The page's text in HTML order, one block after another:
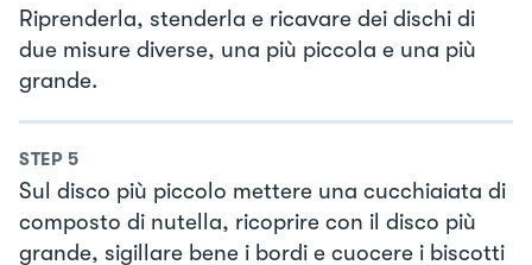
Riprenderla, stenderla e ricavare dei dischi di
due misure diverse, una più piccola e una più
grande.
STEP 5
Sul disco più piccolo mettere una cucchiaiata di
composto di nutella, ricoprire con il disco più
grande, sigillare bene i bordi e cuocere i biscotti